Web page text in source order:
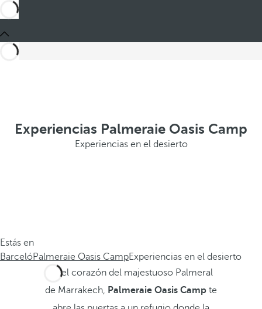
Experiencias Palmeraie Oasis Camp
Experiencias en el desierto
Estás en
BarcelóPalmeraie Oasis CampExperiencias en el desierto
En el corazón del majestuoso Palmeral
de Marrakech, Palmeraie Oasis Campte